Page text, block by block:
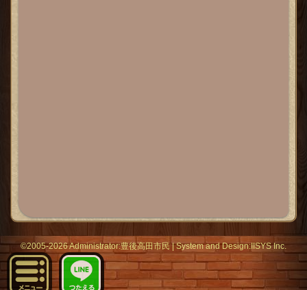
©2005-2026 Administrator:豊後高田市民|Systemand Design:IISYS Inc.